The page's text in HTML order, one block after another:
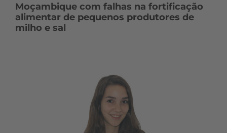
Moçambique com falhas na fortificação
alimentar de pequenos produtores de
milho e sal